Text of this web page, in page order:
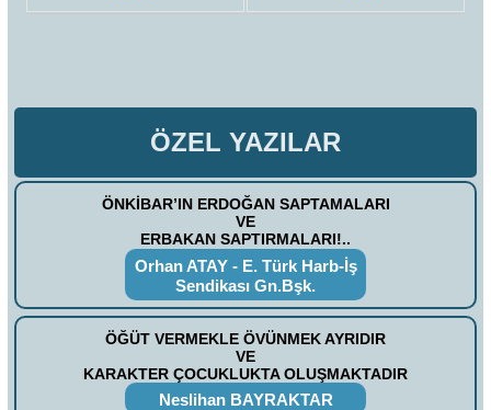
ÖZEL YAZILAR
ÖNKİBAR’IN ERDOĞAN SAPTAMALARI
VE
ERBAKAN SAPTIRMALARI!..
Orhan ATAY - E. Türk Harb-İş
Sendikası Gn.Bşk.
ÖĞÜT VERMEKLE ÖVÜNMEK AYRIDIR
VE
KARAKTER ÇOCUKLUKTA OLUŞMAKTADIR
Neslihan BAYRAKTAR